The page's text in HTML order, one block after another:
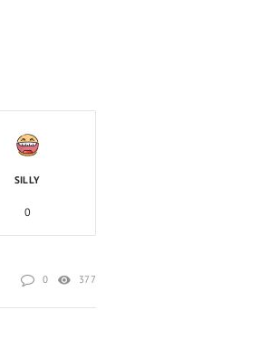
SILLY
0
0 377